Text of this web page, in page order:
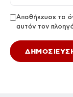
Αποθήκευσε το
αυτόν τον